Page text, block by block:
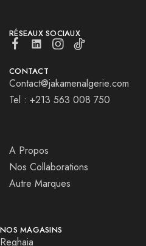
RÉSEAUX SOCIAUX
CONTACT
Contact@jakamenalgerie.com
Tel : +213 563 008 750
A Propos
Nos Collaborations
Autre Marques
NOS MAGASINS
Reghaia